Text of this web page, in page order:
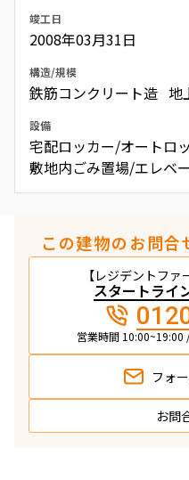
竣工日
2008年03月31日
構造/規模
鉄筋コンクリート造 地
設備
宅配ロッカー/オートロ
敷地内ごみ置場/エレベ
この建物のお問
【レジデントファ
スタートライ
営業時間 10:00~19:00
フォ
お問